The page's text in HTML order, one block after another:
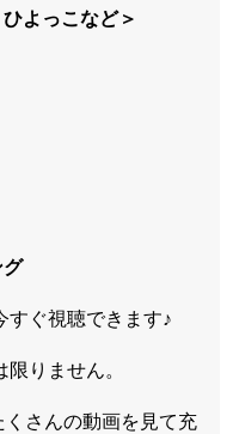
よっこなど＞
グ
すぐ視聴できます♪
限りません。
さんの動画を見て充